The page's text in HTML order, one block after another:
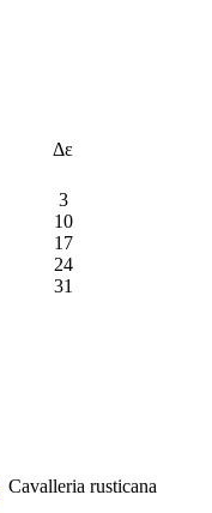
Δε
3
10
17
24
31
Cavalleria rusticana